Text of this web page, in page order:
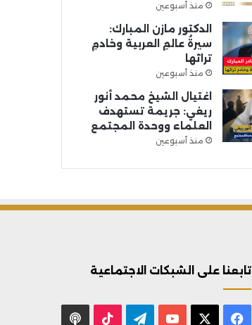
منذ أسبوعين
الدكتور مازن المبارك:
سيرةُ عالمِ العربية وخادمِ
تراثها
منذ أسبوعين
اغتيال الشيخ محمد أنور
ريغي: جريمة تستهدف
العلماء ووحدة المجتمع
منذ أسبوعين
تابعنا على الشبكات الاجتماعية
فيسبوك يوتيوب تيلقرام ‫TikTok